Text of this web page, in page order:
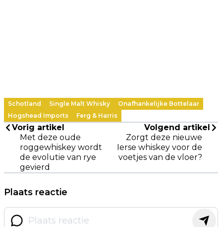
Schotland Single Malt Whisky
Onafhankelijke Bottelaar
Hogshead Imports
Ferg & Harris
Vorig artikel
Met deze oude
roggewhiskey wordt
de evolutie van rye
gevierd
Volgend artikel
Zorgt deze nieuwe
Ierse whiskey voor de
voetjes van de vloer?
Plaats reactie